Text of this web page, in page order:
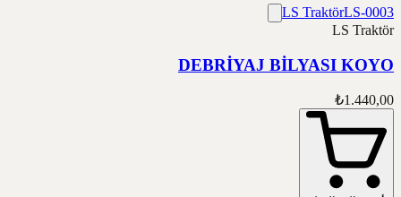
LS TraktörLS-0003
LS Traktör
DEBRİYAJ BİLYASI KOYO
₺1.440,00